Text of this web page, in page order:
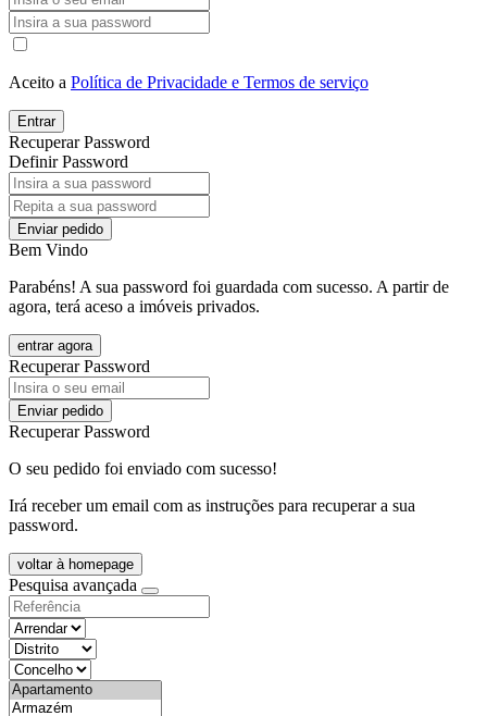
Aceito a Política de Privacidade e Termos de serviço
Entrar
Recuperar Password
Definir Password
Enviar pedido
Bem Vindo
Parabéns! A sua password foi guardada com sucesso. A partir de
agora, terá aceso a imóveis privados.
entrar agora
Recuperar Password
Enviar pedido
Recuperar Password
O seu pedido foi enviado com sucesso!
Irá receber um email com as instruções para recuperar a sua
password.
voltar à homepage
Pesquisa avançada
objective
districtId
countyId
types